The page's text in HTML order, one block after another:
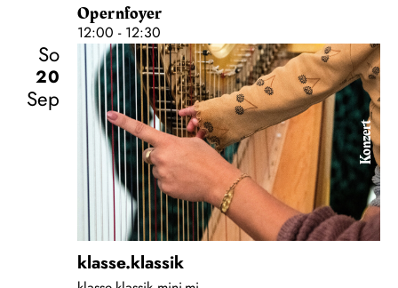
Opernfoyer
12:00 - 12:30
So
20
Sep
Konzert
klasse.klassik